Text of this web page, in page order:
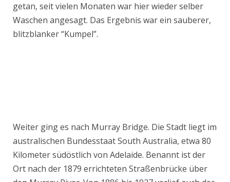
getan, seit vielen Monaten war hier wieder selber
Waschen angesagt. Das Ergebnis war ein sauberer,
blitzblanker “Kumpel”.
Weiter ging es nach Murray Bridge. Die Stadt liegt im
australischen Bundesstaat South Australia, etwa 80
Kilometer südöstlich von Adelaide. Benannt ist der
Ort nach der 1879 errichteten Straßenbrücke über